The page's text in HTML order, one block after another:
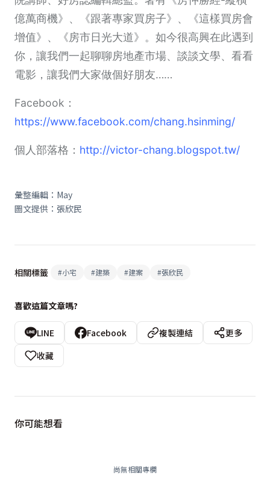
億萬商機》、《跟著專家買房子》、《這樣買房會
增值》、《房市日光大道》。如今很高興在此遇到
你，讓我們一起聊聊房地產市場、談談文學、看看
電影，讓我們大家做個好朋友……
Facebook：
https://www.facebook.com/chang.hsinming/
個人部落格： http://victor-chang.blogspot.tw/
彙整編輯：May
圖文提供：張欣民
相關標籤 #小宅 #建築 #建案 #張欣民
喜歡這篇文章嗎?
LINE Facebook 複製連結
更多
收藏
你可能想看
尚無相關專欄